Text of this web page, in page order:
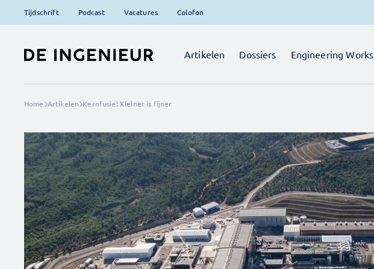
Tijdschrift Podcast Vacatures Colofon
Artikelen Dossiers Engineering Works
Home Artikelen Kernfusie: Kleiner is fijner